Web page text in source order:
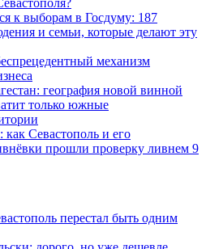
к выборам в Госдуму: 187
и семьи, которые делают эту
механизм
география новой винной
только южные
Севастополь и его
прошли проверку ливнем 9
перестал быть одним